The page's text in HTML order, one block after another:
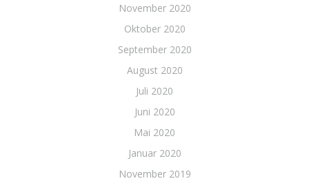
November 2020
Oktober 2020
September 2020
August 2020
Juli 2020
Juni 2020
Mai 2020
Januar 2020
November 2019